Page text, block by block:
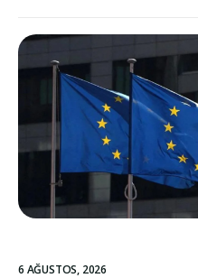
6 AĞUSTOS, 2026